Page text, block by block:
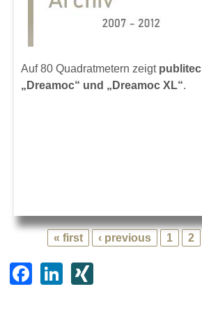
Auf 80 Quadratmetern zeigt publitec
„Dreamoc“ und „Dreamoc XL“.
« first ‹ previous 1 2
F
Li